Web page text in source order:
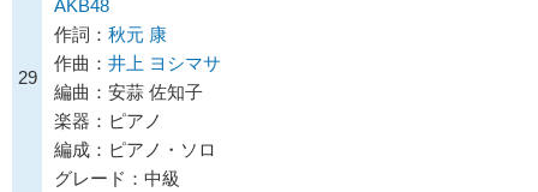
29
AKB48
作詞： 秋元 康
作曲： 井上 ヨシマサ
編曲：安蒜 佐知子
楽器：ピアノ
編成：ピアノ・ソロ
グレード：中級